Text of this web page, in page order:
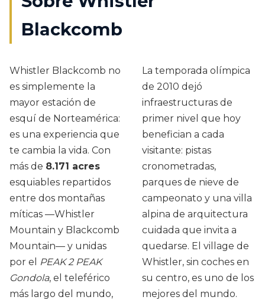
Blackcomb
Whistler Blackcomb no
es simplemente la
mayor estación de
esquí de Norteamérica:
es una experiencia que
te cambia la vida. Con
más de 8.171 acres
esquiables repartidos
entre dos montañas
míticas —Whistler
Mountain y Blackcomb
Mountain— y unidas
por el
PEAK 2 PEAK
Gondola, el teleférico
más largo del mundo,
La temporada olímpica
de 2010 dejó
infraestructuras de
primer nivel que hoy
benefician a cada
visitante: pistas
cronometradas,
parques de nieve de
campeonato y una villa
alpina de arquitectura
cuidada que invita a
quedarse. El village de
Whistler, sin coches en
su centro, es uno de los
mejores del mundo.